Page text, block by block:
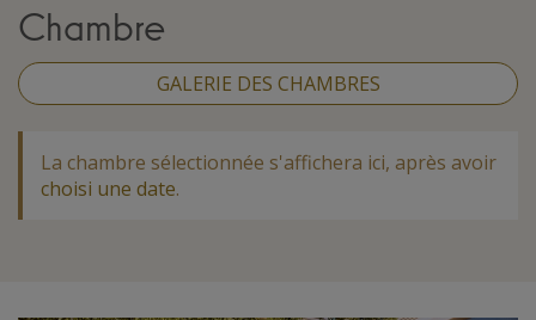
Chambre
GALERIE DES CHAMBRES
La chambre sélectionnée s'affichera ici, après avoir
choisi une date.